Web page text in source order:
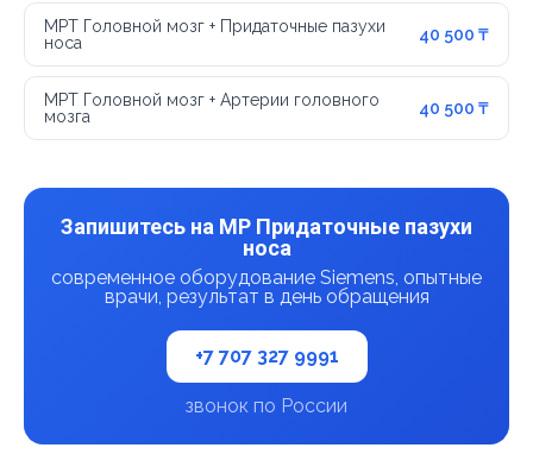
МРТ Головной мозг + Придаточные пазухи
носа
40 500 ₸
МРТ Головной мозг + Артерии головного
мозга
40 500 ₸
Запишитесь на МР Придаточные пазухи
носа
современное оборудование Siemens, опытные
врачи, результат в день обращения
+7 707 327 9991
звонок по России